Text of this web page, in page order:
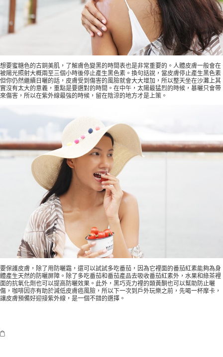
想要蜜糖色的古銅美肌，了解膚色變黑的時間表也是非常重要的。人體皮膚一般會在
被陽光照射大概兩至三個小時後停止產生黑色素。換句話說，當皮膚停止產生黑色素
但你仍然繼續日曬的話，皮膚受到傷害的風險就會大大增加，所以整天坐在沙灘上其
實沒有太大的意義，重點是要選對的時間。在中午，太陽最猛烈的時候，暴曬只會帶
來傷害，所以在紫外線最強的時候，留在陰涼的地方才是上策。
要保護皮膚，除了用防曬霜，還可以試試多吃番茄，因為它裡面的番茄紅素能夠為身
體產生天然的防曬屏障。除了多吃番茄和番茄產品去吸收番茄紅素外，水果和綠茶裡
面的抗氧化劑也可以提高防曬效果。此外，黑巧克力裡的類黃酮也可以幫助防止曬
傷，咖啡因亦有助於減低皮膚癌風險，所以下一次到戶外玩樂之前，先喝一杯摩卡，
讓皮膚預備好迎接紫外線，是一個不錯的選擇。